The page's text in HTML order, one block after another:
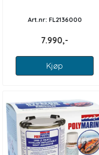
Art.nr: FL2136000
7.990,-
Kjøp